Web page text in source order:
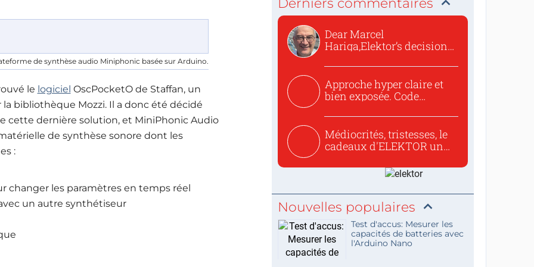
de synthèse audio Miniphonic basée sur Arduino.
le logiciel OscPocketO de Staffan, un
bibliothèque Mozzi. Il a donc été décidé
cette dernière solution, et MiniPhonic Audio
de synthèse sonore dont les
:
les paramètres en temps réel
un autre synthétiseur
Dear Marcel
Hariga,Elektor’s decision
Approche hyper claire et
bien exposée. Code
Médiocrités, tristesses, le
cadeaux d'ELEKTOR un
Nouvelles populaires
Test d'accus: Mesurer les
capacités de batteries avec
l'Arduino Nano